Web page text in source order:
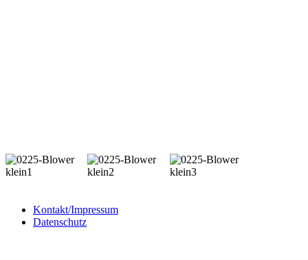
Kontakt/Impressum
Datenschutz